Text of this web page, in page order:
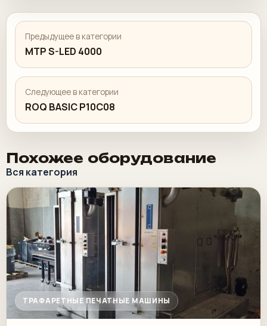
Предыдущее в категории
MTP S-LED 4000
Следующее в категории
ROQ BASIC P10C08
Похожее оборудование
Вся категория
ТРАФАРЕТНЫЕ ПЕЧАТНЫЕ МАШИНЫ